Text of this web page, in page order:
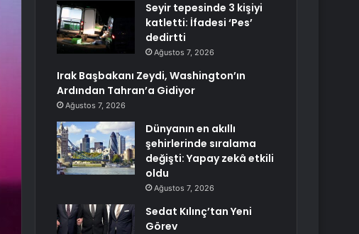
Seyir tepesinde 3 kişiyi
katletti: İfadesi ‘Pes’
dedirtti
Ağustos 7, 2026
Irak Başbakanı Zeydi, Washington’ın
Ardından Tahran’a Gidiyor
Ağustos 7, 2026
Dünyanın en akıllı
şehirlerinde sıralama
değişti: Yapay zekâ etkili
oldu
Ağustos 7, 2026
Sedat Kılınç’tan Yeni
Görev